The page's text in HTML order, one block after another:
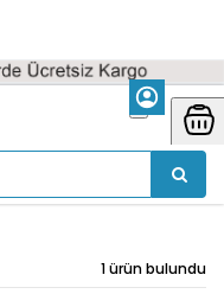
1 ürün bulundu